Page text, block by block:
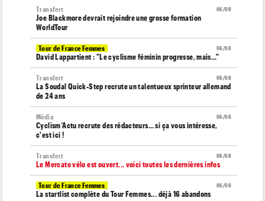
06/08
Transfert
Joe Blackmore devrait rejoindre une grosse formation
WorldTour
06/08
Tour de France Femmes
David Lappartient : "Le cyclisme féminin progresse, mais…"
06/08
Transfert
La Soudal Quick-Step recrute un talentueux sprinteur allemand
de 24 ans
06/08
Média
Cyclism’Actu recrute des rédacteurs… si ça vous intéresse,
c'est ici !
06/08
Transfert
Le Mercato vélo est ouvert... voici toutes les dernières infos
06/08
Tour de France Femmes
La startlist complète du Tour Femmes... déjà 16 abandons